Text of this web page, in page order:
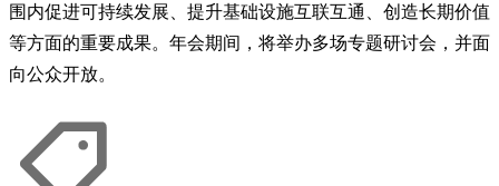
围内促进可持续发展、提升基础设施互联互通、创造长期价值
等方面的重要成果。年会期间，将举办多场专题研讨会，并面
向公众开放。